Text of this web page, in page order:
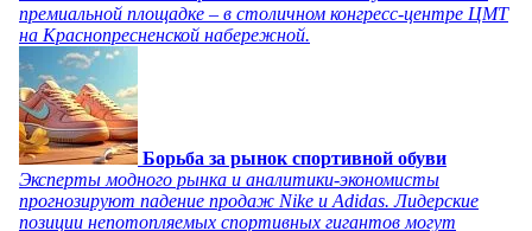
премиальной площадке – в столичном конгресс-центре ЦМТ
на Краснопресненской набережной.
Борьба за рынок спортивной обуви
Эксперты модного рынка и аналитики-экономисты
прогнозируют падение продаж Nike и Adidas. Лидерские
позиции непотопляемых спортивных гигантов могут